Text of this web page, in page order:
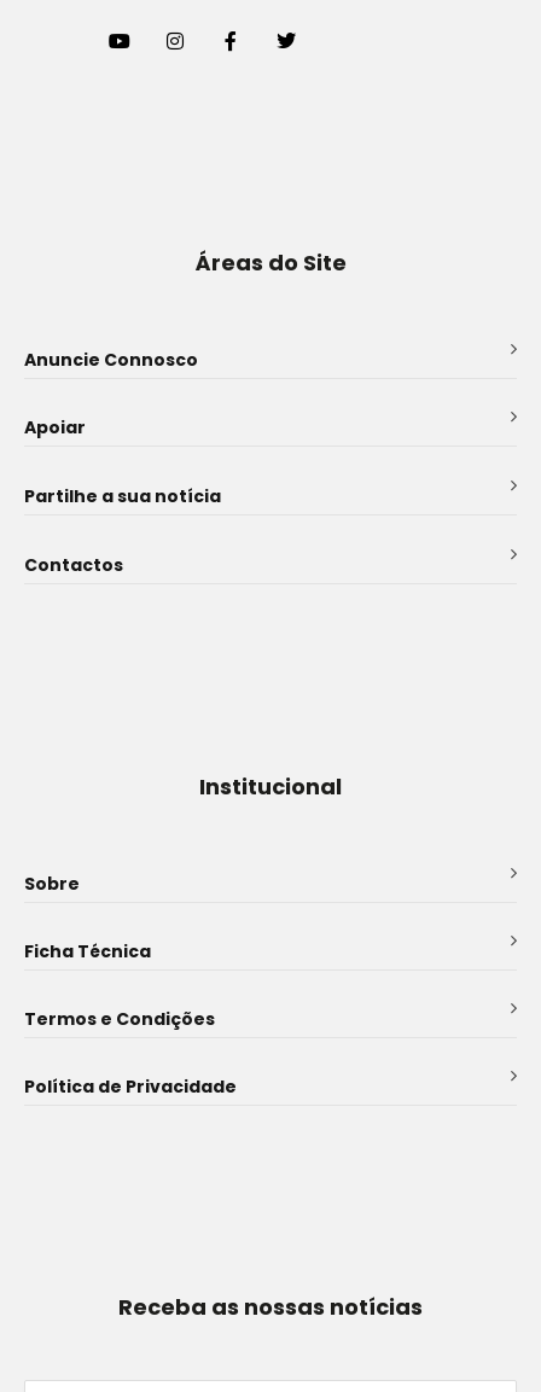
Áreas do Site
Anuncie Connosco
Apoiar
Partilhe a sua notícia
Contactos
Institucional
Sobre
Ficha Técnica
Termos e Condições
Política de Privacidade
Receba as nossas notícias